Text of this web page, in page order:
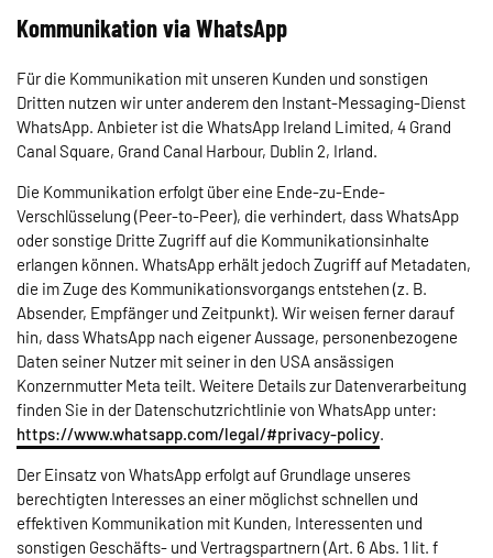
Kommunikation via WhatsApp
Für die Kommunikation mit unseren Kunden und sonstigen
Dritten nutzen wir unter anderem den Instant-Messaging-Dienst
WhatsApp. Anbieter ist die WhatsApp Ireland Limited, 4 Grand
Canal Square, Grand Canal Harbour, Dublin 2, Irland.
Die Kommunikation erfolgt über eine Ende-zu-Ende-
Verschlüsselung (Peer-to-Peer), die verhindert, dass WhatsApp
oder sonstige Dritte Zugriff auf die Kommunikationsinhalte
erlangen können. WhatsApp erhält jedoch Zugriff auf Metadaten,
die im Zuge des Kommunikationsvorgangs entstehen (z. B.
Absender, Empfänger und Zeitpunkt). Wir weisen ferner darauf
hin, dass WhatsApp nach eigener Aussage, personenbezogene
Daten seiner Nutzer mit seiner in den USA ansässigen
Konzernmutter Meta teilt. Weitere Details zur Datenverarbeitung
finden Sie in der Datenschutzrichtlinie von WhatsApp unter:
https://www.whatsapp.com/legal/#privacy-policy.
Der Einsatz von WhatsApp erfolgt auf Grundlage unseres
berechtigten Interesses an einer möglichst schnellen und
effektiven Kommunikation mit Kunden, Interessenten und
sonstigen Geschäfts- und Vertragspartnern (Art. 6 Abs. 1 lit. f